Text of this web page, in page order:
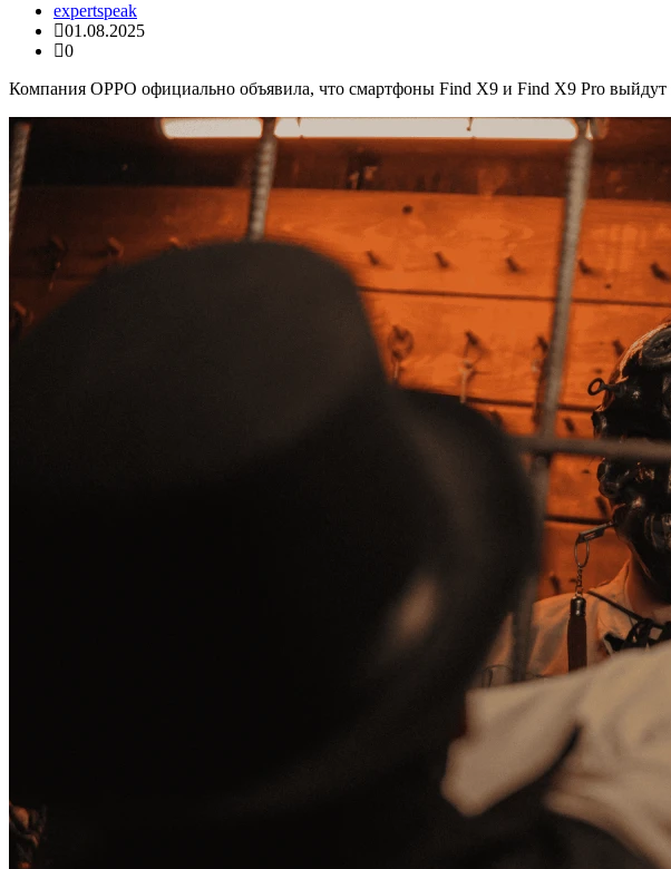
expertspeak
01.08.2025
0
Компания OPPO официально объявила, что смартфоны Find X9 и Find X9 Pro